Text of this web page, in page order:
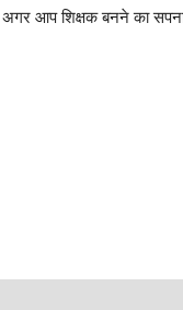
अगर आप शिक्षक बनने का